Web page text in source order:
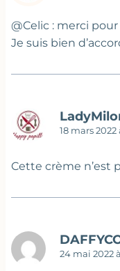
@Celic : merci
Je suis bien
18 mars 2022
Cette crème n’est
24 mai 2022